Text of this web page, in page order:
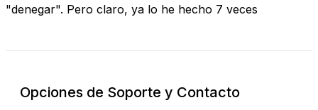
"denegar". Pero claro, ya lo he hecho 7 veces
Opciones de Soporte y Contacto